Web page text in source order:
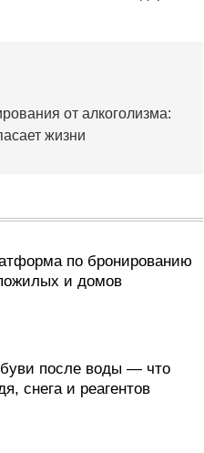
от алкоголизма:
жизни
по бронированию
и домов
после воды — что
снега и реагентов